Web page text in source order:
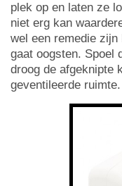
plek op en laten ze
niet erg kan
wel een remedie
gaat oogsten. Spoel
droog de afgeknipte
geventileerde ruimte.